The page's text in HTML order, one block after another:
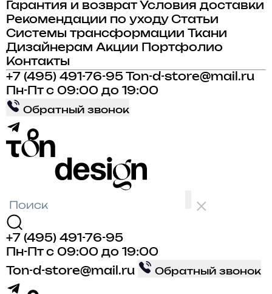
Гарантия и возврат Условия доставки
Рекомендации по уходу Статьи
Системы трансформации
Ткани
Дизайнерам Акции
Портфолио
Контакты
+7 (495) 491-76-95
Ton-d-store@mail.ru
Пн-Пт с 09:00 до 19:00
Обратный звонок
+7 (495) 491-76-95
Пн-Пт с 09:00 до 19:00
Ton-d-store@mail.ru
Обратный звонок